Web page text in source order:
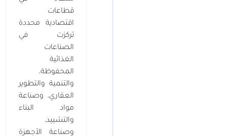
قطاعات
اقتصادية محددة
تركزت في
الصناعات
الغذائية
المحفوظة،
والتنمية والتطوير
العقاري، وصناعة
مواد البناء
والتشييد،
وصناعة الأجهزة